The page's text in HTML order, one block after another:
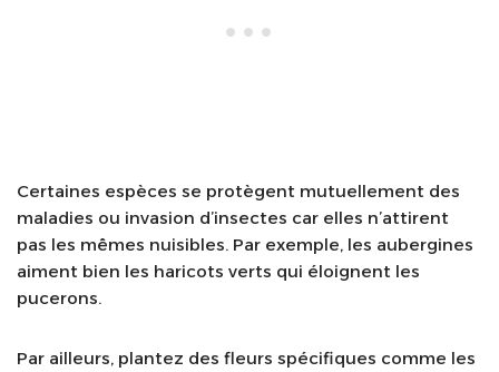
Certaines espèces se protègent mutuellement des
maladies ou invasion d’insectes car elles n’attirent
pas les mêmes nuisibles. Par exemple, les aubergines
aiment bien les haricots verts qui éloignent les
pucerons.
Par ailleurs, plantez des fleurs spécifiques comme les